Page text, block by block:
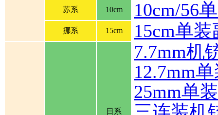
苏系 10cm 10cm/56
挪系 15cm 15cm单
日系
7.7mm机
12.7mm
25mm单